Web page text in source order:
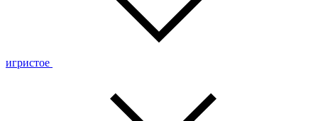
игристое